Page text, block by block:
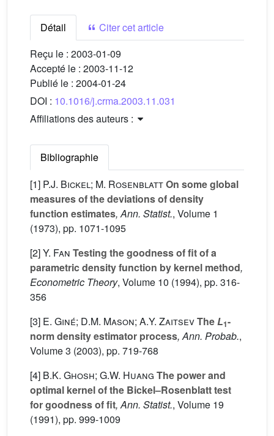
Détail
Citer cet article
Reçu le : 2003-01-09
Accepté le : 2003-11-12
Publié le : 2004-01-24
DOI : 10.1016/j.crma.2003.11.031
Affiliations des auteurs :
Bibliographie
[1] P.J. Bickel; M. RosenblattOn some global
measures of the deviations of density
function estimates, Ann. Statist., Volume 1
(1973), pp. 1071-1095
[2]Y. Fan Testing the goodness of fit of a
parametric density function by kernel method,
Econometric Theory, Volume 10 (1994), pp. 316-
356
[3] E. Giné; D.M. Mason; A.Y. ZaitsevTheL1-
norm density estimator process, Ann. Probab.,
Volume 3 (2003), pp. 719-768
[4] B.K. Ghosh; G.W. Huang The power and
optimal kernel of the Bickel–Rosenblatt test
for goodness of fit, Ann. Statist., Volume 19
(1991), pp. 999-1009